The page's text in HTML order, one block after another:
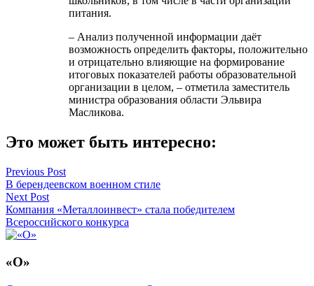
питания.
– Анализ полученной информации даёт
возможность определить факторы, положительно
и отрицательно влияющие на формирование
итоговых показателей работы образовательной
организации в целом, – отметила заместитель
министра образования области Эльвира
Масликова.
Это может быть интересно:
Навигация
по
записям
Previous Post
В берендеевском военном стиле
Next Post
Компания «Металлоинвест» стала победителем
Всероссийского конкурса
«О»